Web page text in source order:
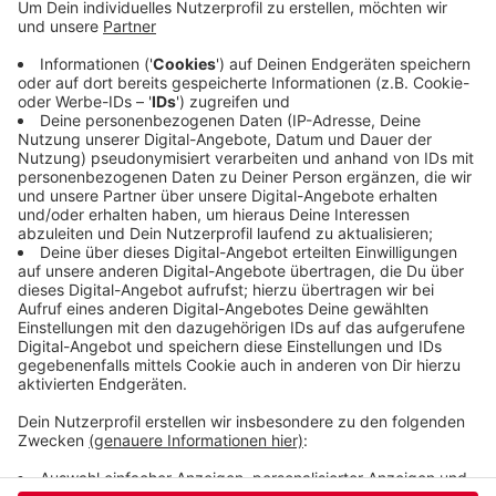
empfangbaren Radios. Ermittelt werden die
Einschaltquoten für alle Radiostationen über
telefonische Interviews, so ähnlich wie bei
Wahlumfragen. Wir freuen uns riesig und sagen
euch, unseren Hörerinnen und Hörern, ganz
herzlich danke für dieses großartige Ergebnis.
Veröffentlicht:Mittwoch, 08.07.2026 12:58
Anzeige
Anzeige